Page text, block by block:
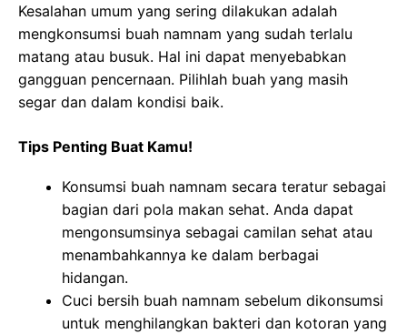
Kesalahan umum yang sering dilakukan adalah
mengkonsumsi buah namnam yang sudah terlalu
matang atau busuk. Hal ini dapat menyebabkan
gangguan pencernaan. Pilihlah buah yang masih
segar dan dalam kondisi baik.
Tips Penting Buat Kamu!
Konsumsi buah namnam secara teratur sebagai
bagian dari pola makan sehat. Anda dapat
mengonsumsinya sebagai camilan sehat atau
menambahkannya ke dalam berbagai
hidangan.
Cuci bersih buah namnam sebelum dikonsumsi
untuk menghilangkan bakteri dan kotoran yang